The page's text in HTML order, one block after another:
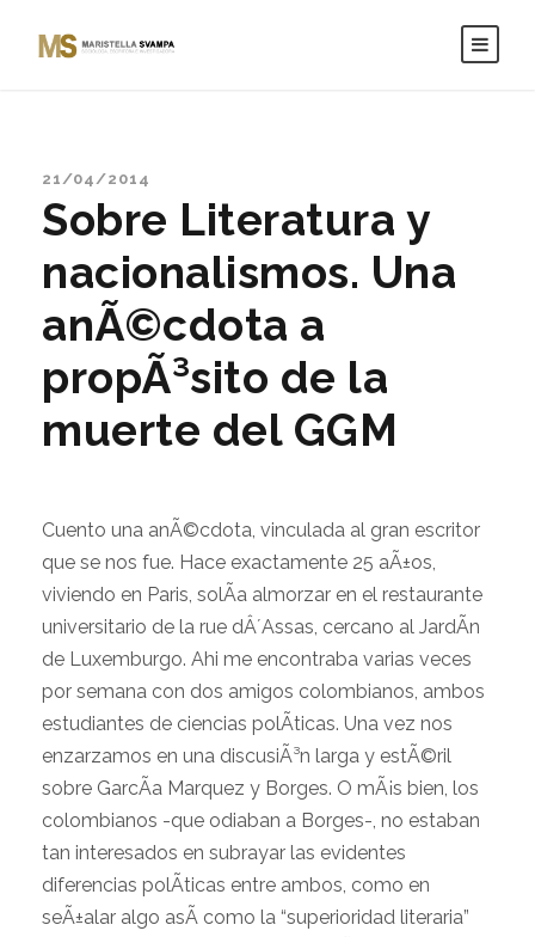
21/04/2014
Sobre Literatura y
nacionalismos. Una
anÃ©cdota a
propÃ³sito de la
muerte del GGM
Cuento una anÃ©cdota, vinculada al gran escritor
que se nos fue. Hace exactamente 25 aÃ±os,
viviendo en Paris, solÃ­a almorzar en el restaurante
universitario de la rue dÂ´Assas, cercano al JardÃ­n
de Luxemburgo. Ahi me encontraba varias veces
por semana con dos amigos colombianos, ambos
estudiantes de ciencias polÃ­ticas. Una vez nos
enzarzamos en una discusiÃ³n larga y estÃ©ril
sobre GarcÃ­a Marquez y Borges. O mÃ¡s bien, los
colombianos -que odiaban a Borges-, no estaban
tan interesados en subrayar las evidentes
diferencias polÃ­ticas entre ambos, como en
seÃ±alar algo asÃ­ como la “superioridad literaria”